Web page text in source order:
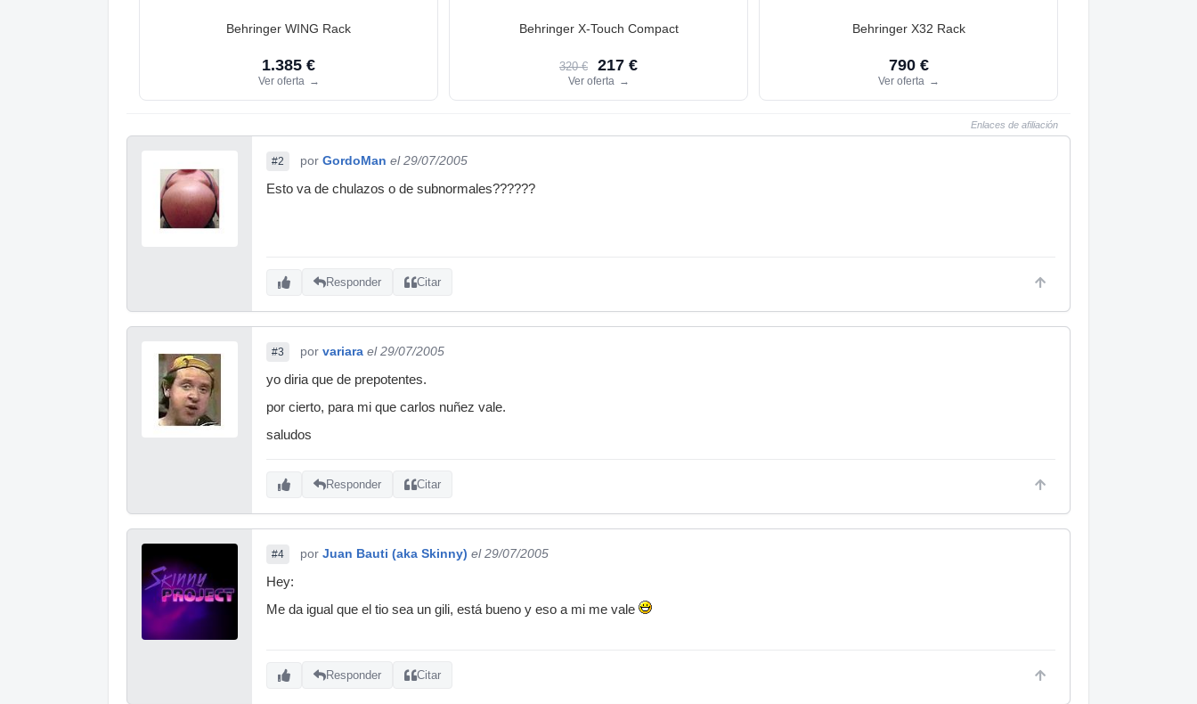
Behringer WING Rack
1.385 €
Ver oferta →
Behringer X-Touch Compact
320 € 217 €
Ver oferta →
Behringer X32 Rack
790 €
Ver oferta →
Enlaces de afiliación
#2 por GordoMan el 29/07/2005
Esto va de chulazos o de subnormales??????
Responder Citar
#3 por variara el 29/07/2005
yo diria que de prepotentes.
por cierto, para mi que carlos nuñez vale.
saludos
Responder Citar
#4 por Juan Bauti (aka Skinny) el 29/07/2005
Hey:
Me da igual que el tio sea un gili, está bueno y eso a mi me vale
Responder Citar